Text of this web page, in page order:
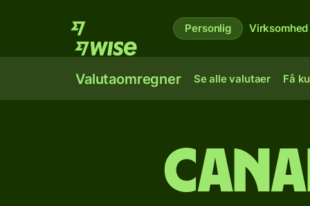
Personlig Virksomhed
Valutaomregner Se alle valutaer Få